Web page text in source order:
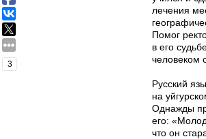
лечения
Помог
в его
человеком
Русский
на
Однажды
его:
что он
3